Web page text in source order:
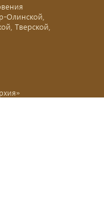
Олинской,
Тверской,